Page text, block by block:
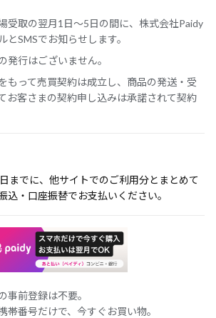
受取の翌月1日～5日の間に、株式会社Paidy
とSMSでお知らせします。
行はございません。
もって売買契約は成立し、商品の発送・受
お客さまの契約申し込みは承諾されて契約
までに、他サイトでのご利用分とまとめて
込・口座振替でお支払いください。
前登録は不要。
番号だけで、今すぐお買い物。